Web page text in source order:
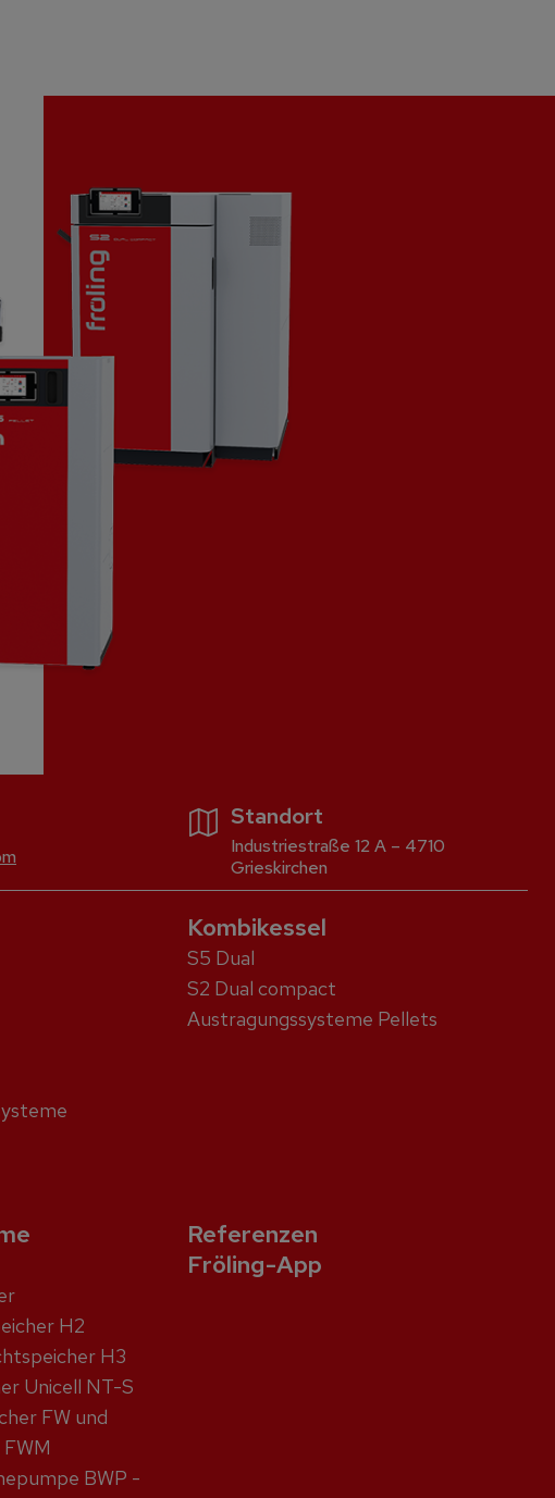
Standort
Industriestraße 12 A – 4710
Grieskirchen
Kombikessel
S5 Dual
S2 Dual compact
Austragungssysteme Pellets
H2
H3
Unicell NT-S
FW und
BWP -
Referenzen
Fröling-App